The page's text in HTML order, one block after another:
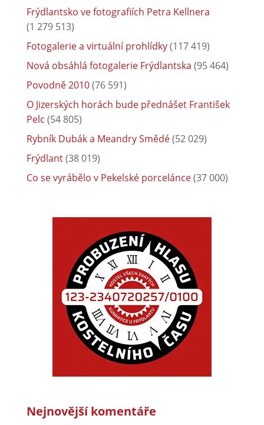
Frýdlantsko ve fotografiích Petra Kellnera
(1 279 513)
Fotogalerie a virtuální prohlídky(117 419)
Nová obsáhlá fotogalerie Frýdlantska (95 464)
Povodně 2010(76 591)
O Jizerských horách bude přednášet František
Pelc (54 805)
Rybník Dubák a Meandry Smědé(52 029)
Frýdlant(38 019)
Co se vyrábělo v Pekelské porcelánce(37 000)
Nejnovější komentáře